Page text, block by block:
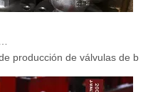
producción de válvulas de